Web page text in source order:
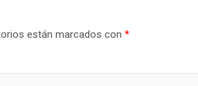
están marcados con *